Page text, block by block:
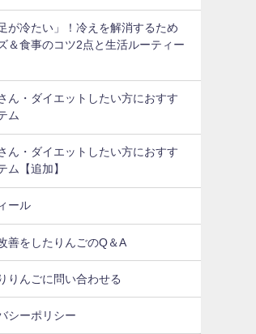
が冷たい」！冷えを解消するため
＆食事のコツ2点と生活ルーティー
ん・ダイエットしたい方におすす
ム
ん・ダイエットしたい方におすす
ム【追加】
ール
善をしたりんごのQ＆A
りんごに問い合わせる
シーポリシー